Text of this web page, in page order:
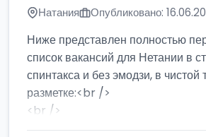
Натания Опубликовано:
Ниже представлен полностью
список вакансий для Нетании в
спинтакса и без эмодзи, в чистой
разметке:<br />
<br />
Работа в Нетании на мебельном